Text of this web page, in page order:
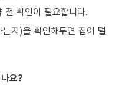
전 확인이 필요합니다.
지)을 확인해두면 집이 덜
요?